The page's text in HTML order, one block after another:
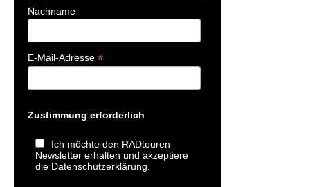
Nachname
E-Mail-Adresse *
Zustimmung erforderlich
Ich möchte den RADtouren
Newsletter erhalten und akzeptiere
die Datenschutzerklärung.